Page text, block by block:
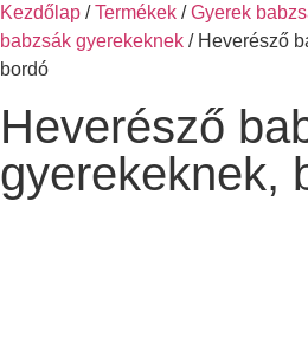
Kezdőlap /Termékek /Gyerek
babzsák gyerekeknek / Heverésző
bordó
Heverésző
gyerekeknek,